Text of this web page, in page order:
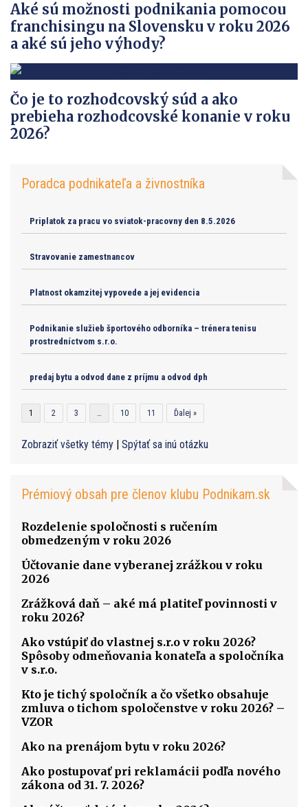
Aké sú možnosti podnikania pomocou
franchisingu na Slovensku v roku 2026
a aké sú jeho výhody?
Čo je to rozhodcovský súd a ako
prebieha rozhodcovské konanie v roku
2026?
Poradca podnikateľa a živnostníka
Priplatok za pracu vo sviatok-pracovny den 8.5.2026
Stravovanie zamestnancov
Platnost okamzitej vypovede a jej evidencia
Podnikanie služieb športového odborníka – trénera tenisu
prostredníctvom s.r.o.
predaj bytu a odvod dane z príjmu a odvod dph
1 2 3 … 10 11 Ďalej »
Zobraziť všetky témy Spýtať sa inú otázku
Prémiový obsah pre členov klubu Podnikam.sk
Rozdelenie spoločnosti s ručením
obmedzeným v roku 2026
Účtovanie dane vyberanej zrážkou v roku
2026
Zrážková daň – aké má platiteľ povinnosti v
roku 2026?
Ako vstúpiť do vlastnej s.r.o v roku 2026?
Spôsoby odmeňovania konateľa a spoločníka
v s.r.o.
Kto je tichý spoločník a čo všetko obsahuje
zmluva o tichom spoločenstve v roku 2026? –
VZOR
Ako na prenájom bytu v roku 2026?
Ako postupovať pri reklamácii podľa nového
zákona od 31. 7. 2026?